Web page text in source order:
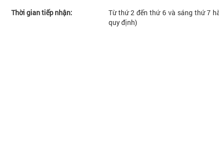
Thời gian tiếp nhận:
Từ thứ 2 đến thứ 6 và sáng thứ 7
quy định)